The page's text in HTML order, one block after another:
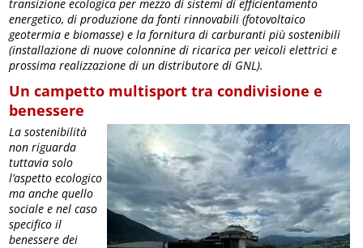
transizione ecologica per mezzo di sistemi di efficientamento
energetico, di produzione da fonti rinnovabili (fotovoltaico
geotermia e biomasse) e la fornitura di carburanti più sostenibili
(installazione di nuove colonnine di ricarica per veicoli elettrici e
prossima realizzazione di un distributore di GNL).
Un campetto multisport tra condivisione e
benessere
La sostenibilità
non riguarda
tuttavia solo
l’aspetto ecologico
ma anche quello
sociale e nel caso
specifico il
benessere dei